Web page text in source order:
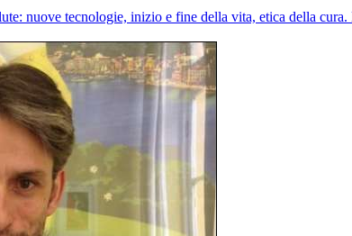
nuove tecnologie, inizio e fine della vita, etica della